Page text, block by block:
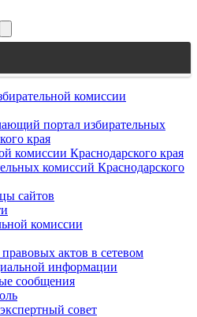
комиссии
портал избирательных
края
комиссии Краснодарского края
комиссий Краснодарского
сайтов
комиссии
актов в сетевом
информации
сообщения
совет